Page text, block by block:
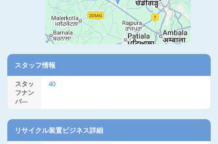
スタッフ情報
スタッ
フナン
バ―
40
リサイクル装置ビジネス詳細